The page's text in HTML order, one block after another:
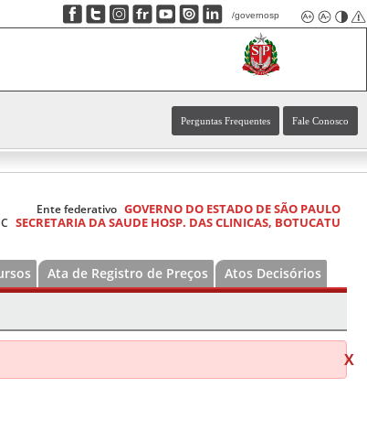
/governosp
Perguntas Frequentes Fale Conosco
Ente federativo GOVERNO DO ESTADO DE SÃO PAULO
SECRETARIA DA SAUDE HOSP. DAS CLINICAS, BOTUCATU
Ata de Registro de Preços Atos Decisórios
X